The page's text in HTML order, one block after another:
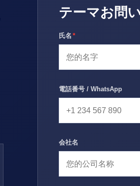
テーマお問
氏名 *
電話番号 / WhatsApp
会社名